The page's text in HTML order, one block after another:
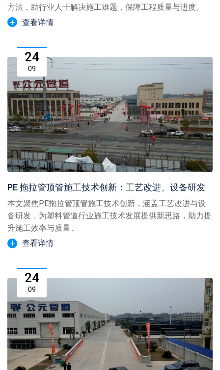
方法，助行业人士解决施工难题，保障工程质量与进度。
查看详情
24
09
PE 拖拉管顶管施工技术创新：工艺改进、设备研发
本文聚焦PE拖拉管顶管施工技术创新，涵盖工艺改进与设
备研发，为塑料管道行业施工技术发展提供新思路，助力提
升施工效率与质量...
查看详情
24
09